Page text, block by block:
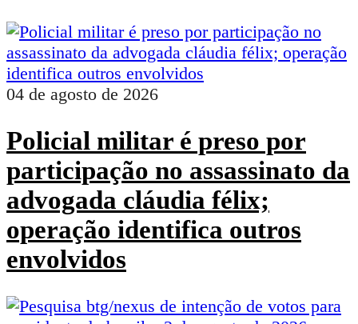
04 de agosto de 2026
Policial militar é preso por
participação no assassinato da
advogada cláudia félix;
operação identifica outros
envolvidos